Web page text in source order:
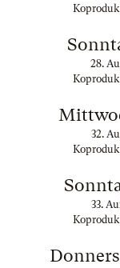
28.
32.
33.